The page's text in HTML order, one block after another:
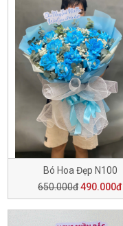
Bó Hoa Đẹp N100
650.000đ490.000đ